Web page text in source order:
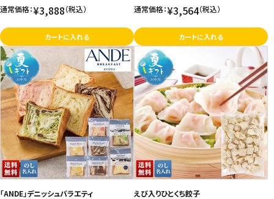
通常価格：¥3,888（税込）
カートに入れる
通常価格：¥3,564（税込）
カートに入れる
「ANDE」デニッシュバラエティ
えび入りひとくち餃子